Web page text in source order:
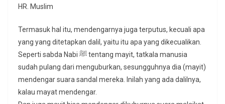
HR. Muslim
Termasuk hal itu, mendengarnya juga terputus, kecuali apa
yang yang ditetapkan dalil, yaitu itu apa yang dikecualikan.
Seperti sabda Nabi ﷺ tentang mayit, tatkala manusia
sudah pulang dari menguburkan, sesungguhnya dia (mayit)
mendengar suara sandal mereka. Inilah yang ada dalilnya,
kalau mayat mendengar.